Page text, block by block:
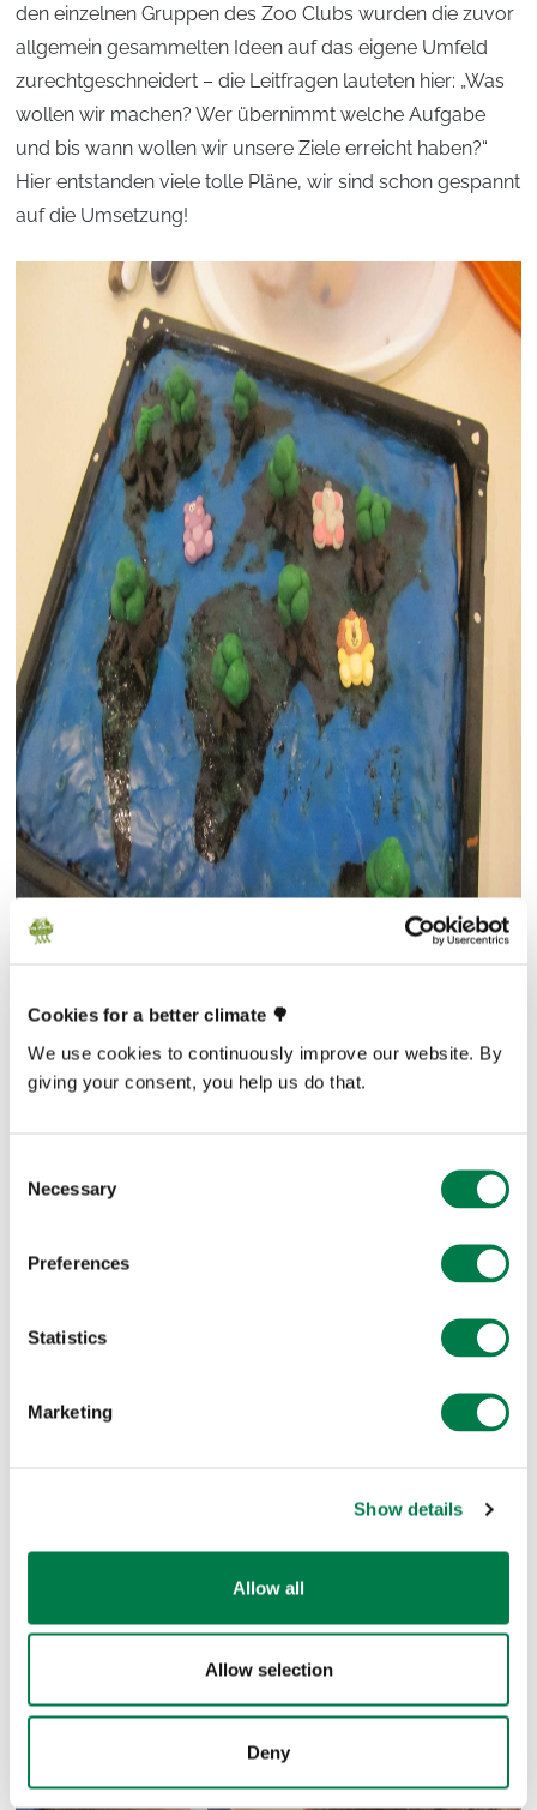
Cookies for a better climate 🌳
We use cookies to continuously improve our website. By
giving your consent, you help us do that.
Selection
Necessary
Preferences
Statistics
Marketing
Show details
Allow all
Allow selection
Deny
den einzelnen Gruppen des Zoo Clubs wurden die zuvor
allgemein gesammelten Ideen auf das eigene Umfeld
zurechtgeschneidert – die Leitfragen lauteten hier: „Was
wollen wir machen? Wer übernimmt welche Aufgabe
und bis wann wollen wir unsere Ziele erreicht haben?“
Hier entstanden viele tolle Pläne, wir sind schon gespannt
auf die Umsetzung!